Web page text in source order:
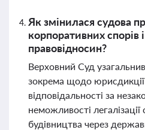
Як змінилася судова
корпоративних спорів
правовідносин?
Верховний Суд узагальнив
зокрема щодо
відповідальності за
неможливості
будівництва через